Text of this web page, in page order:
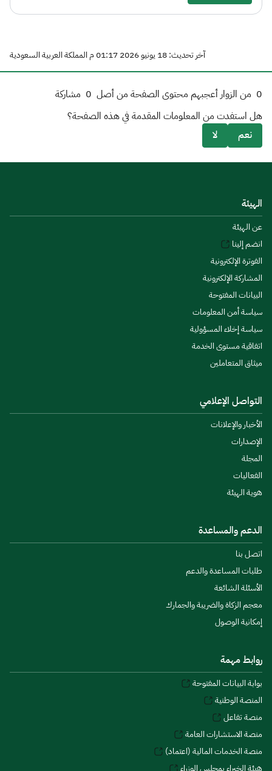
آخر تحديث: 18 يونيو 2026 01:17 م المملكة العربية السعودية
0 من الزوار أعجبهم محتوى الصفحة من أصل 0 مشاركة
هل استفدت من المعلومات المقدمة في هذه الصفحة؟
نعم
لا
الهيئة
عن الهيئة
انضم إلينا
الفوترة الإلكترونية
المشاركة الإلكترونية
البيانات المفتوحة
سياسة أمن المعلومات
سياسة إخلاء المسؤولية
اتفاقية مستوى الخدمة
ميثاق المتعاملين
التواصل الإعلامي
الأخبار والإعلانات
الإصدارات
المجلة
الفعاليات
هوية الهيئة
الدعم والمساعدة
اتصل بنا
طلبات المساعدة والدعم
الأسئلة الشائعة
معجم الزكاة والضريبة والجمارك
إمكانية الوصول
روابط مهمة
بوابة البيانات المفتوحة
المنصة الوطنية
منصة تفاعل
منصة الاستشارات العامة
منصة الخدمات المالية (اعتماد)